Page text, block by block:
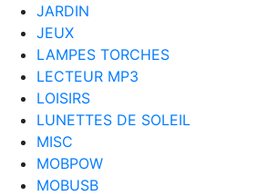
JARDIN
JEUX
LAMPES TORCHES
LECTEUR MP3
LOISIRS
LUNETTES DE SOLEIL
MISC
MOBPOW
MOBUSB